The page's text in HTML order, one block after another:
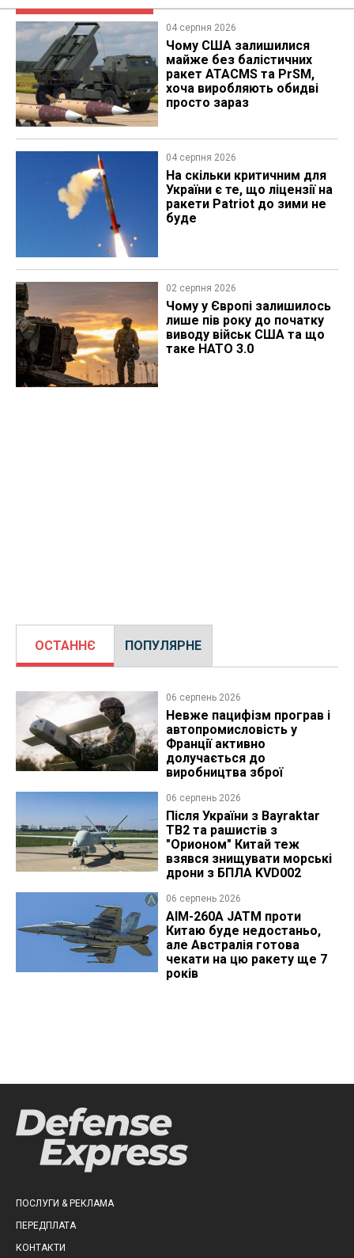
04 серпня 2026
Чому США залишилися
майже без балістичних
ракет ATACMS та PrSM,
хоча виробляють обидві
просто зараз
04 серпня 2026
На скільки критичним для
України є те, що ліцензії на
ракети Patriot до зими не
буде
02 серпня 2026
Чому у Європі залишилось
лише пів року до початку
виводу військ США та що
таке НАТО 3.0
ОСТАННЄ ПОПУЛЯРНЕ
06 серпень 2026
Невже пацифізм програв і
автопромисловість у
Франції активно
долучається до
виробництва зброї
06 серпень 2026
Після України з Bayraktar
TB2 та рашистів з
"Орионом" Китай теж
взявся знищувати морські
дрони з БПЛА KVD002
06 серпень 2026
AIM-260A JATM проти
Китаю буде недостаньо,
але Австралія готова
чекати на цю ракету ще 7
років
ПОСЛУГИ & РЕКЛАМА
ПЕРЕДПЛАТА
КОНТАКТИ